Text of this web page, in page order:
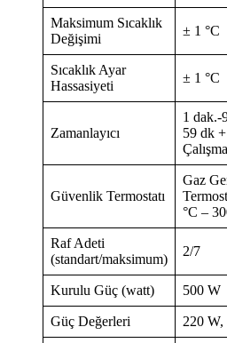
Maksimum Sıcaklık
Değişimi
± 1 °C
Sıcaklık Ayar
Hassasiyeti
± 1 °C
Zamanlayıcı
1 dak.-
59 dk
Çalışma
Güvenlik Termostatı
Gaz
°C –
Raf Adeti
(standart/maksimum)
2/7
Kurulu Güç (watt) 500 W
Güç Değerleri 220